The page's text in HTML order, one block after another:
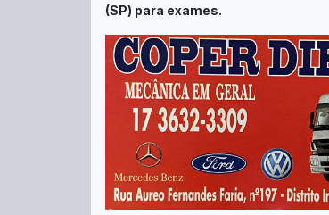
(SP) para exames.